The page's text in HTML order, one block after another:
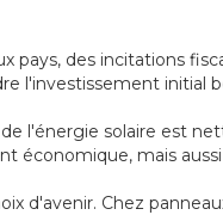
pays, des incitations
l'investissement initial
l'énergie solaire est
économique, mais
d'avenir. Chez